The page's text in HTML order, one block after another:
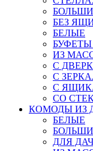
БЕЗ
БЕЛЫЕ
ИЗ
С
С
С
СО
КОМОДЫ ИЗ
БЕЛЫЕ
ДЛЯ